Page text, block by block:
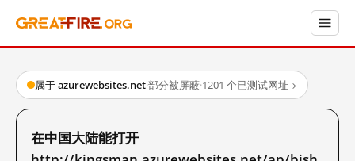
属于 azurewebsites.net·部分被屏蔽·1201 个已测试网址→
在中国大陆能打开